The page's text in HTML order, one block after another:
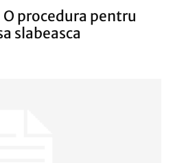
procedura pentru
slabeasca